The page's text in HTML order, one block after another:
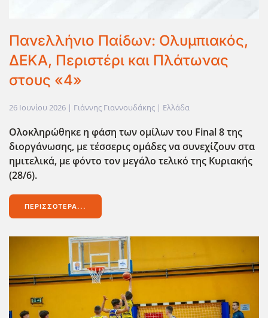
Πανελλήνιο Παίδων: Ολυμπιακός,
ΔΕΚΑ, Περιστέρι και Πλάτωνας
στους «4»
26 Ιουνίου 2026 | Γιάννης Γιαννουδάκης | Ελλάδα
Ολοκληρώθηκε η φάση των ομίλων του Final8 της
διοργάνωσης, με τέσσερις ομάδες να συνεχίζουν στα
ημιτελικά, με φόντο τον μεγάλο τελικό της Κυριακής
(28/6).
ΠΕΡΙΣΣΌΤΕΡΑ...